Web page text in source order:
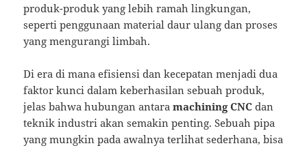
produk-produk yang lebih ramah lingkungan,
seperti penggunaan material daur ulang dan proses
yang mengurangi limbah.
Di era di mana efisiensi dan kecepatan menjadi dua
faktor kunci dalam keberhasilan sebuah produk,
jelas bahwa hubungan antaramachining CNC dan
teknik industri akan semakin penting. Sebuah pipa
yang mungkin pada awalnya terlihat sederhana, bisa